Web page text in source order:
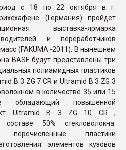
бутылок
ПЕРЕЙТИ НА
с 18 по 22 октября в г.
(Германия) пройдёт
выставка-ярмарка
и переработчиков
(FAKUMA -2011). В нынешнем
BASF будут представлены три
полиамидных пластиков
B 3 ZG 7 CR и Ultramid B 3 ZG 3
в количестве 35 или 15
обладающий повышенной
Ultramid B 3 ZG 10 CR ,
50% стекловолокна.
пластики
элементов кузовов